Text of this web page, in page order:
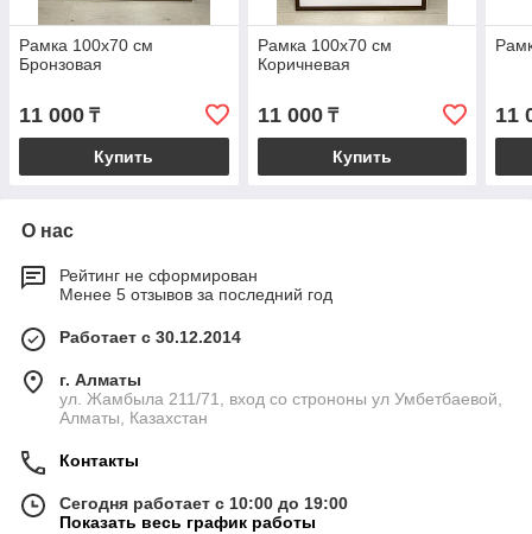
Рамка 100х70 см
Бронзовая
11 000 ₸
Купить
Рамка 100х70 см
Коричневая
11 000₸
Купить
11
О нас
Рейтинг не сформирован
Менее 5 отзывов за последний год
Работает с 30.12.2014
г. Алматы
ул. Жамбыла 211/71, вход со строноны ул Умбетбаевой,
Алматы, Казахстан
Контакты
Сегодня работает с 10:00 до 19:00
Показать весь график работы